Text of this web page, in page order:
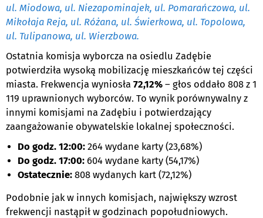
ul. Miodowa, ul. Niezapominajek, ul. Pomarańczowa, ul.
Mikołaja Reja, ul. Różana, ul. Świerkowa, ul. Topolowa,
ul. Tulipanowa, ul. Wierzbowa.
Ostatnia komisja wyborcza na osiedlu Zadębie
potwierdziła wysoką mobilizację mieszkańców tej części
miasta. Frekwencja wyniosła 72,12% – głos oddało 808 z 1
119 uprawnionych wyborców. To wynik porównywalny z
innymi komisjami na Zadębiu i potwierdzający
zaangażowanie obywatelskie lokalnej społeczności.
Do godz. 12:00: 264 wydane karty (23,68%)
Do godz. 17:00: 604 wydane karty (54,17%)
Ostatecznie: 808 wydanych kart (72,12%)
Podobnie jak w innych komisjach, największy wzrost
frekwencji nastąpił w godzinach popołudniowych.